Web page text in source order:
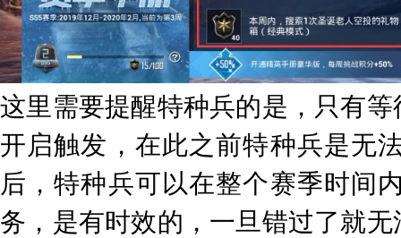
这里需要提醒特种兵的是，只有
开启触发，在此之前特种兵是无
后，特种兵可以在整个赛季时间
务，是有时效的，一旦错过了就